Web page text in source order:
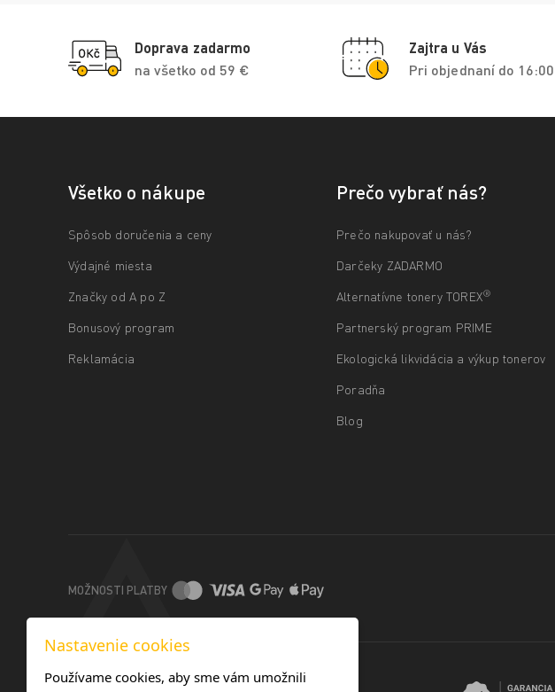
Doprava zadarmo
na všetko od 59 €
Zajtra u Vás
Pri objednaní do 16:00
Všetko o nákupe
Spôsob doručenia a ceny
Výdajné miesta
Značky od A po Z
Bonusový program
Reklamácia
Prečo vybrať nás?
Prečo nakupovať u nás?
Darčeky ZADARMO
Alternatívne tonery TOREX®
Partnerský program PRIME
Ekologická likvidácia a výkup tonerov
Poradňa
Blog
MOŽNOSTI PLATBY
Nastavenie cookies
Používame cookies, aby sme vám umožnili